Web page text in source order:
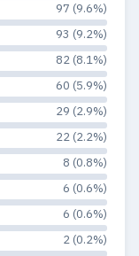
97 (9.6%)
93 (9.2%)
82 (8.1%)
60 (5.9%)
29 (2.9%)
22 (2.2%)
8 (0.8%)
6 (0.6%)
6 (0.6%)
2 (0.2%)